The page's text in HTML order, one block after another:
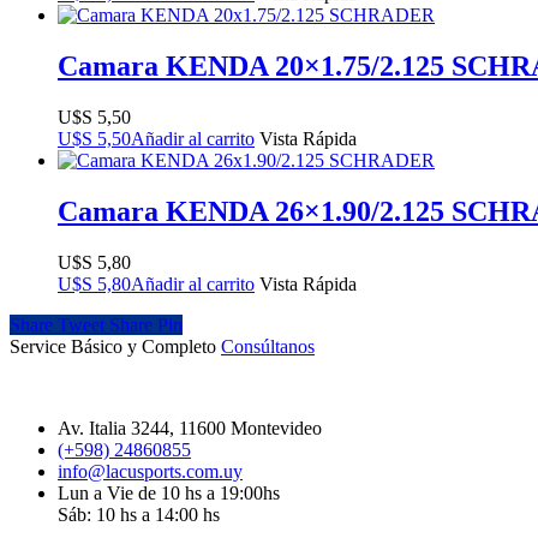
Camara KENDA 20×1.75/2.125
$
5,50
$
5,50Añadir al carrito Vista Rápida
Camara KENDA 26×1.90/2.125
$
5,80
$
5,80Añadir al carrito Vista Rápida
Share Tweet Share Pin
Service Básico y Completo Consúltanos
Av. Italia 3244, 11600 Montevideo
(+598) 24860855
info@lacusports.com.uy
Lun a Vie de 10 hs a 19:00hs
Sáb: 10 hs a 14:00 hs